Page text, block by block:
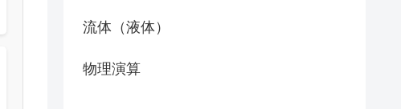
流体（液体）
物理演算